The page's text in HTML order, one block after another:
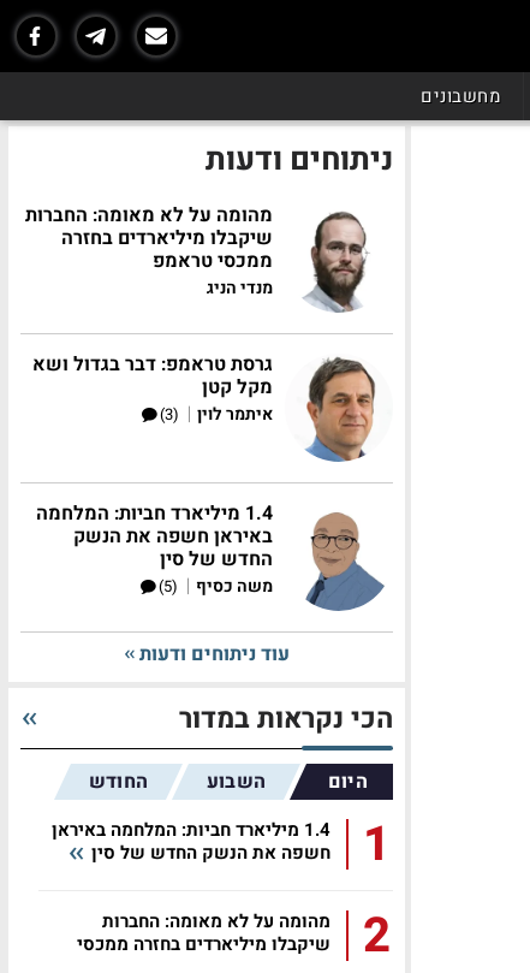
מחשבונים
ניתוחים ודעות
מהומה על לא מאומה: החברות
שיקבלו מיליארדים בחזרה
ממכסי טראמפ
מנדי הניג
גרסת טראמפ: דבר בגדול ושא
מקל קטן
איתמר לוין |
(3)
1.4 מיליארד חביות: המלחמה
באיראן חשפה את הנשק
החדש של סין
משה כסיף |
(5)
עוד ניתוחים ודעות
הכי נקראות במדור
היום השבוע החודש
1
1.4 מיליארד חביות: המלחמה באיראן
חשפה את הנשק החדש של סין
2
מהומה על לא מאומה: החברות
שיקבלו מיליארדים בחזרה ממכסי